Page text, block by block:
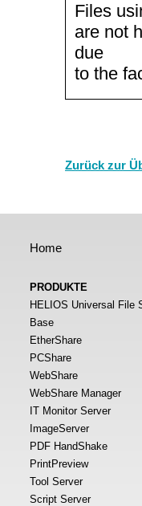
Files
are not
due
to the
Zurück zur
Home
PRODUKTE
HELIOS Universal File
Base
EtherShare
PCShare
WebShare
WebShare Manager
IT Monitor Server
ImageServer
PDF HandShake
PrintPreview
Tool Server
Script Server